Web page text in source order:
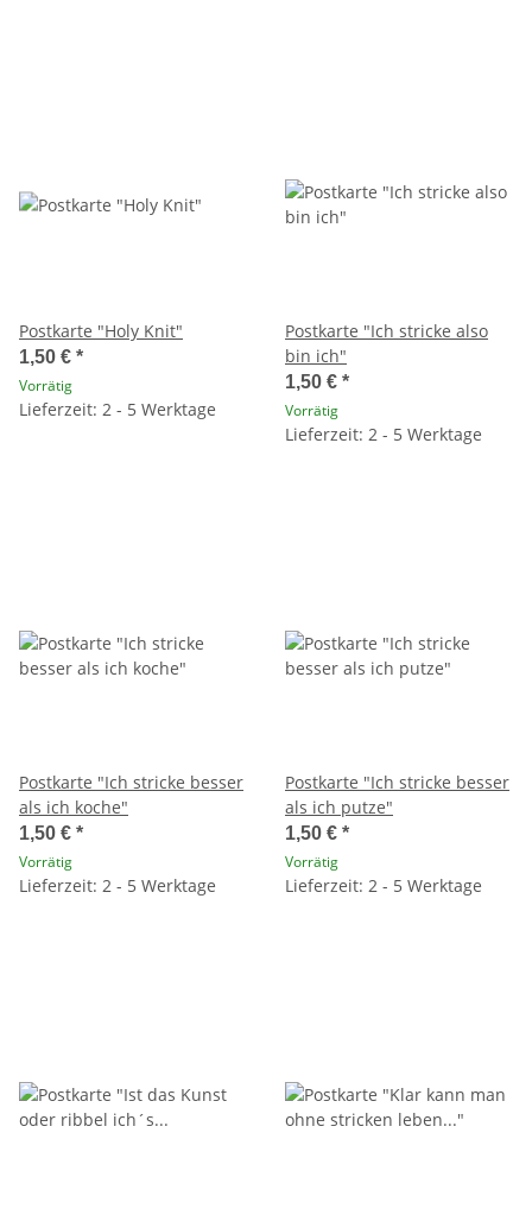
Postkarte "Holy Knit"
1,50 € *
Vorrätig
Lieferzeit: 2 - 5 Werktage
Postkarte "Ich stricke also
bin ich"
1,50 € *
Vorrätig
Lieferzeit: 2 - 5 Werktage
Postkarte "Ich stricke besser
als ich koche"
1,50 € *
Vorrätig
Lieferzeit: 2 - 5 Werktage
Postkarte "Ich stricke besser
als ich putze"
1,50 € *
Vorrätig
Lieferzeit: 2 - 5 Werktage